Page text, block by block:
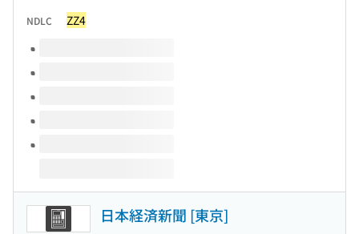
NDLC ZZ4
このタイトルの巻号
日本経済新聞 [東京]